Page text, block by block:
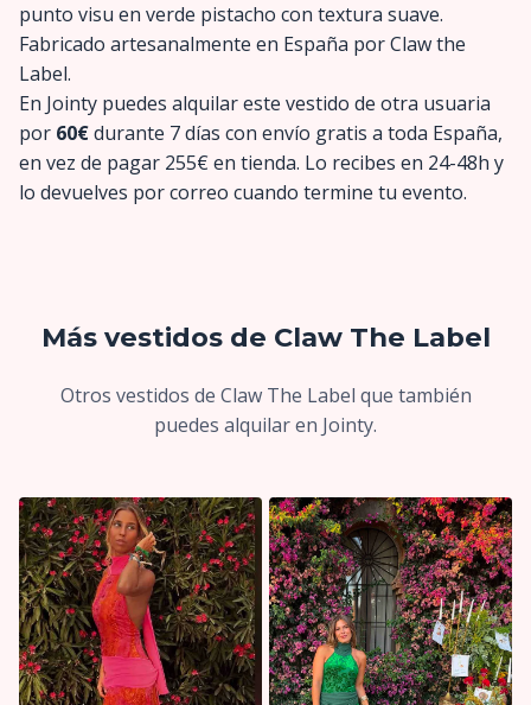
punto visu en verde pistacho con textura suave.
Fabricado artesanalmente en España por Claw the
Label.
En Jointy puedes alquilar este vestido de otra usuaria
por 60€durante 7 días con envío gratis a toda España,
en vez de pagar 255€ en tienda. Lo recibes en 24-48h y
lo devuelves por correo cuando termine tu evento.
Más vestidos de Claw The Label
Otros vestidos de Claw The Label que también
puedes alquilar en Jointy.